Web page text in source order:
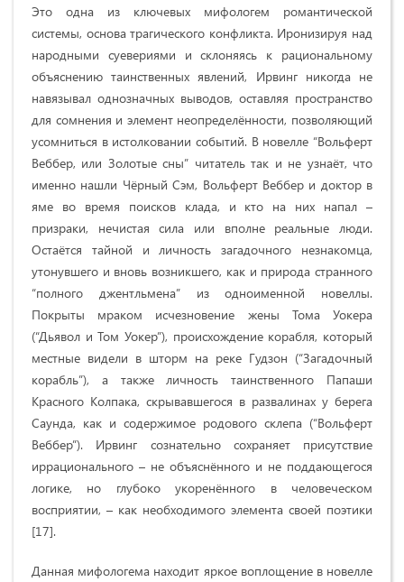
Это одна из ключевых мифологем романтической
системы, основа трагического конфликта. Иронизируя над
народными суевериями и склоняясь к рациональному
объяснению таинственных явлений, Ирвинг никогда не
навязывал однозначных выводов, оставляя пространство
для сомнения и элемент неопределённости, позволяющий
усомниться в истолковании событий. В новелле “Вольферт
Веббер, или Золотые сны” читатель так и не узнаёт, что
именно нашли Чёрный Сэм, Вольферт Веббер и доктор в
яме во время поисков клада, и кто на них напал –
призраки, нечистая сила или вполне реальные люди.
Остаётся тайной и личность загадочного незнакомца,
утонувшего и вновь возникшего, как и природа странного
“полного джентльмена” из одноименной новеллы.
Покрыты мраком исчезновение жены Тома Уокера
(“Дьявол и Том Уокер”), происхождение корабля, который
местные видели в шторм на реке Гудзон (“Загадочный
корабль”), а также личность таинственного Папаши
Красного Колпака, скрывавшегося в развалинах у берега
Саунда, как и содержимое родового склепа (“Вольферт
Веббер”). Ирвинг сознательно сохраняет присутствие
иррационального – не объяснённого и не поддающегося
логике, но глубоко укоренённого в человеческом
восприятии, – как необходимого элемента своей поэтики
[17].
Данная мифологема находит яркое воплощение в новелле